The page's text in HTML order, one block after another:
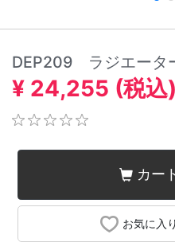
DEP209 ラジエータ
¥ 24,255 (税込)
カー
お気に入